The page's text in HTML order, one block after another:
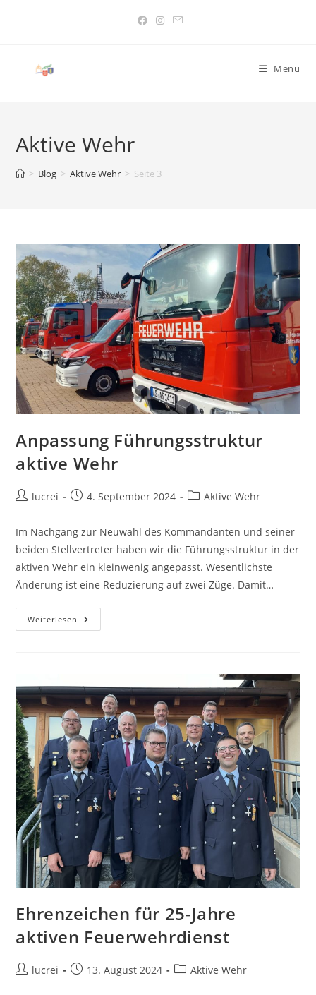
Menü
Aktive Wehr
> Blog > Aktive Wehr > Seite 3
Anpassung Führungsstruktur
aktive Wehr
lucrei 4. September 2024 Aktive Wehr
Im Nachgang zur Neuwahl des Kommandanten und seiner
beiden Stellvertreter haben wir die Führungsstruktur in der
aktiven Wehr ein kleinwenig angepasst. Wesentlichste
Änderung ist eine Reduzierung auf zwei Züge. Damit…
Weiterlesen
Ehrenzeichen für 25-Jahre
aktiven Feuerwehrdienst
lucrei 13. August 2024 Aktive Wehr